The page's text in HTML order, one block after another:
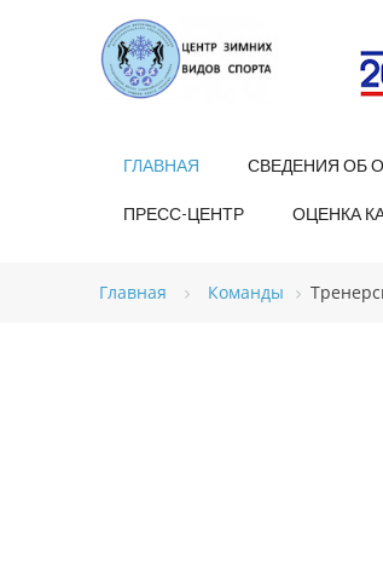
ГЛАВНАЯ СВЕДЕНИЯ ОБ
ПРЕСС-ЦЕНТР ОЦЕНКА
Главная Команды